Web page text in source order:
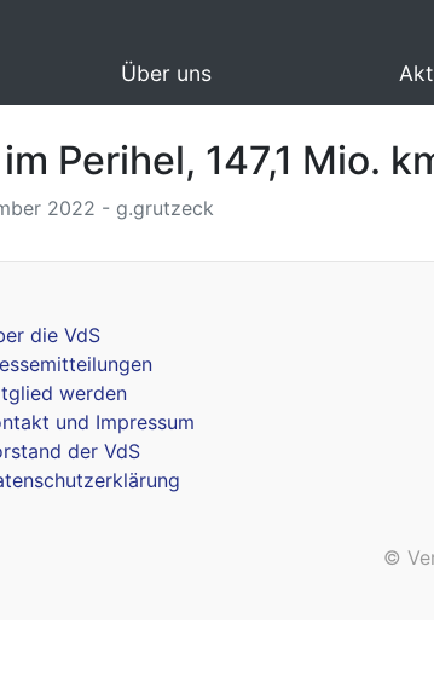
Über uns
Perihel, 147,1 Mio.
2022 - g.grutzeck
die VdS
werden
und Impressum
der VdS
©